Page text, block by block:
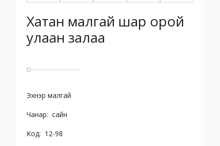
Хатан малгай шар орой
улаан залаа
Эхнэр малгай
Чанар: сайн
Код: 12-98